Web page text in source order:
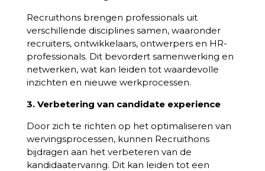
Recruithons brengen professionals uit
verschillende disciplines samen, waaronder
recruiters, ontwikkelaars, ontwerpers en HR-
professionals. Dit bevordert samenwerking en
netwerken, wat kan leiden tot waardevolle
inzichten en nieuwe werkprocessen.
3. Verbetering van candidate experience
Door zich te richten op het optimaliseren van
wervingsprocessen, kunnen Recruithons
bijdragen aan het verbeteren van de
kandidaatervaring. Dit kan leiden tot een